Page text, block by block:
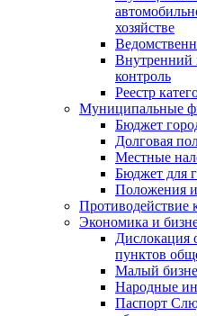
хозяйстве
контроль
Реестр
Муниципальные
Бюджет
Долговая
Местные
Бюджет для
Положения
Противодействие
Экономика и
Дислокация
пунктов
Малый
Народные
Паспорт